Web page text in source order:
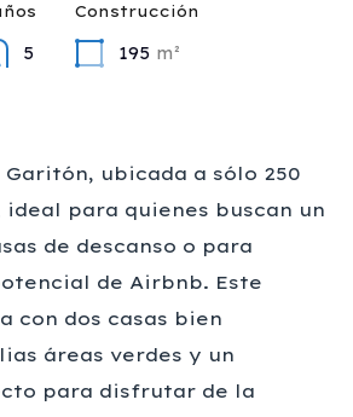
5
Construcción
195 m²
Garitón, ubicada a sólo 250
para quienes buscan un
de descanso o para
de Airbnb. Este
con dos casas bien
áreas verdes y un
para disfrutar de la